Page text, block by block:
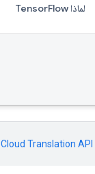
لماذا TensorFlow
Cloud Translation API‏